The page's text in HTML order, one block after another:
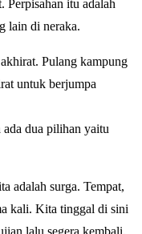
Perpisahan itu adalah
lain di neraka.
Pulang kampung
untuk berjumpa
dua pilihan yaitu
adalah surga. Tempat,
kali. Kita tinggal di sini
lalu segera kembali.